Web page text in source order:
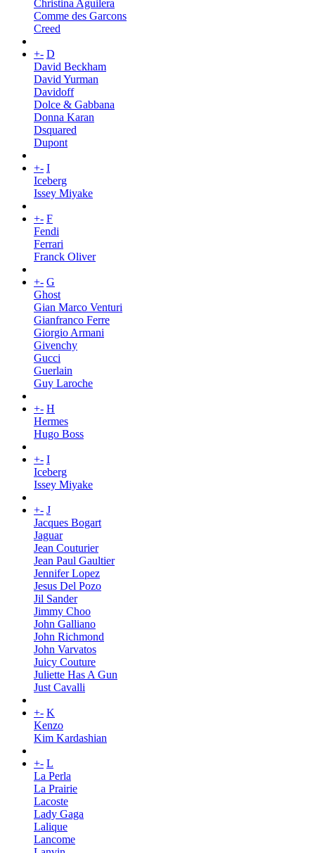
Christina Aguilera
Comme des Garcons
Creed
+- D
David Beckham
David Yurman
Davidoff
Dolce & Gabbana
Donna Karan
Dsquared
Dupont
+- I
Iceberg
Issey Miyake
+- F
Fendi
Ferrari
Franck Oliver
+- G
Ghost
Gian Marco Venturi
Gianfranco Ferre
Giorgio Armani
Givenchy
Gucci
Guerlain
Guy Laroche
+- H
Hermes
Hugo Boss
+- I
Iceberg
Issey Miyake
+- J
Jacques Bogart
Jaguar
Jean Couturier
Jean Paul Gaultier
Jennifer Lopez
Jesus Del Pozo
Jil Sander
Jimmy Choo
John Galliano
John Richmond
John Varvatos
Juicy Couture
Juliette Has A Gun
Just Cavalli
+- K
Kenzo
Kim Kardashian
+- L
La Perla
La Prairie
Lacoste
Lady Gaga
Lalique
Lancome